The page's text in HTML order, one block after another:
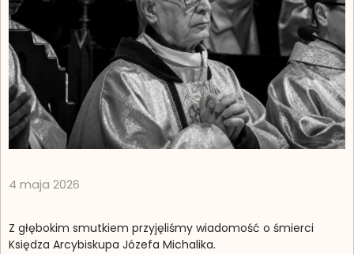
4 maja 2026
Z głębokim smutkiem przyjęliśmy wiadomość o śmierci
Księdza Arcybiskupa Józefa Michalika.